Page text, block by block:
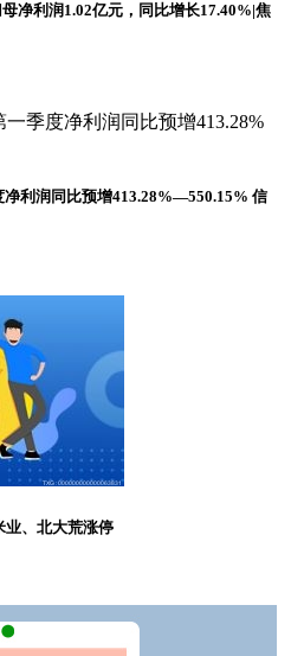
净利润1.02亿元，同比增长17.40%|焦
净利润同比预增413.28%—550.15% 信
业、北大荒涨停